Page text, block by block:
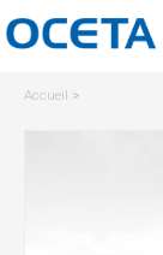
Accueil >